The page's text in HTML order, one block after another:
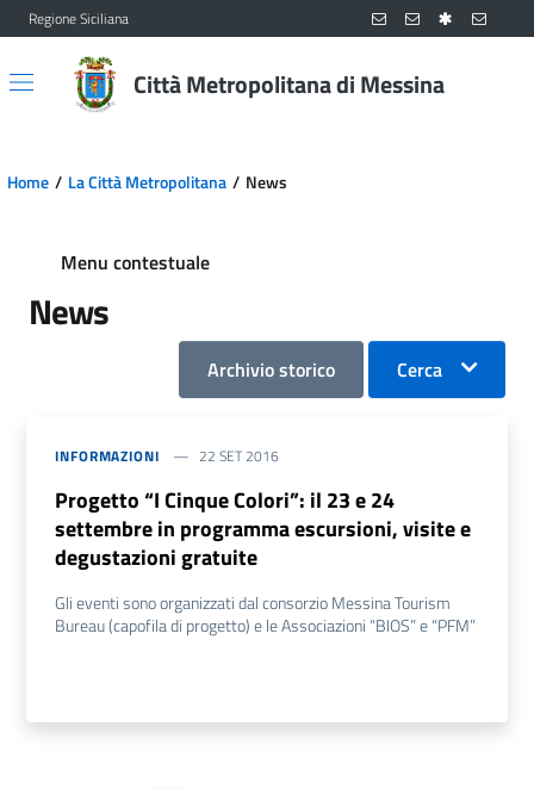
Vai al contenuto principale
Vai al menu principale
Regione Siciliana
Città Metropolitana di Messina
Home La Città Metropolitana News
Menu contestuale
News
Archivio storico Cerca
INFORMAZIONI 22 SET 2016
Progetto “I Cinque Colori”: il 23 e 24
settembre in programma escursioni, visite e
degustazioni gratuite
Gli eventi sono organizzati dal consorzio Messina Tourism
Bureau (capofila di progetto) e le Associazioni “BIOS” e “PFM”